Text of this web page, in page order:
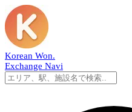
Korean Won.
Exchange Navi